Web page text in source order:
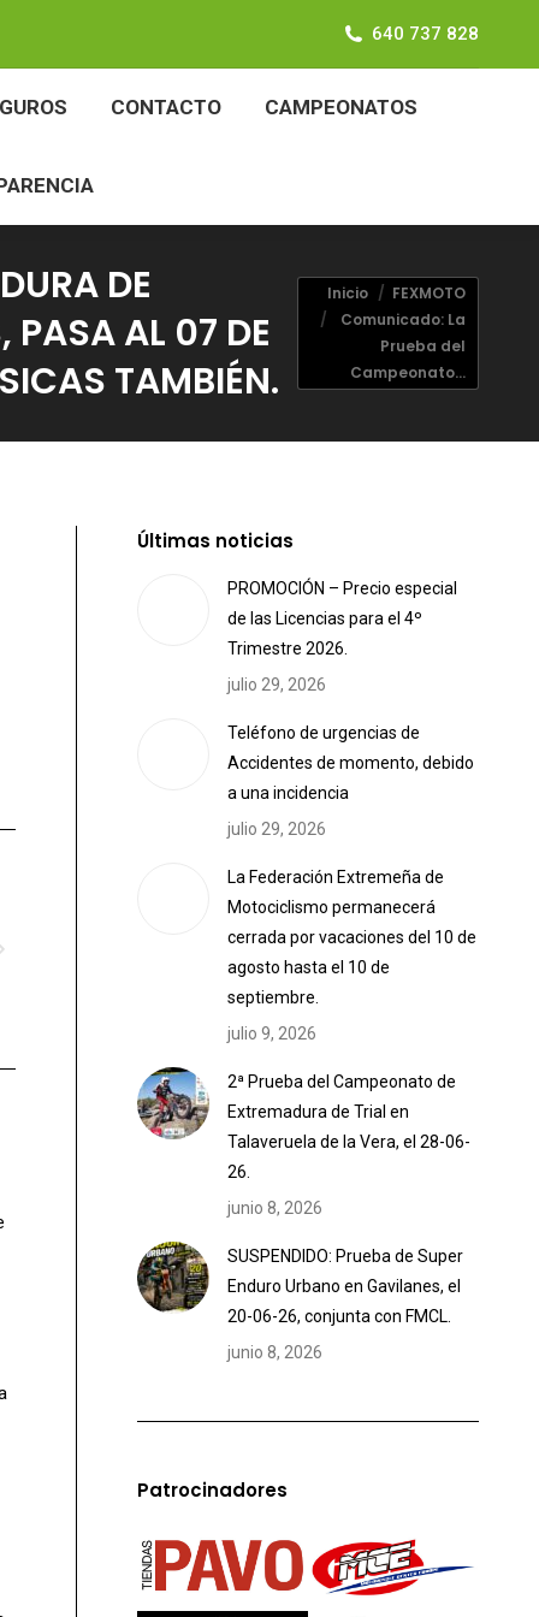
640 737 828
CONTACTO CAMPEONATOS
DE
PASA AL 07 DE
TAMBIÉN.
Estás aquí:
Inicio
FEXMOTO
Comunicado: La
Prueba del
Campeonato…
Últimas noticias
PROMOCIÓN – Precio especial
de las Licencias para el 4º
Trimestre 2026.
julio 29, 2026
Teléfono de urgencias de
Accidentes de momento, debido
a una incidencia
julio 29, 2026
La Federación Extremeña de
Motociclismo permanecerá
cerrada por vacaciones del 10 de
agosto hasta el 10 de
septiembre.
julio 9, 2026
2ª Prueba del Campeonato de
Extremadura de Trial en
Talaveruela de la Vera, el 28-06-
26.
junio 8, 2026
SUSPENDIDO: Prueba de Super
Enduro Urbano en Gavilanes, el
20-06-26, conjunta con FMCL.
junio 8, 2026
Patrocinadores
CAMPEONATOS